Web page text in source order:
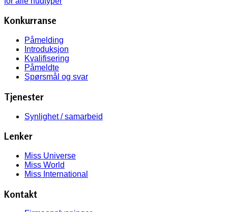
Konkurranse
Påmelding
Introduksjon
Kvalifisering
Påmeldte
Spørsmål og svar
Tjenester
Synlighet / samarbeid
Lenker
Miss Universe
Miss World
Miss International
Kontakt